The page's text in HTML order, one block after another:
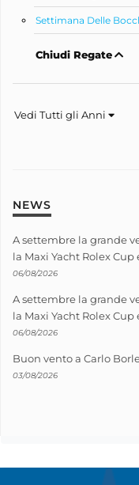
Settimana Delle
Chiudi Regate
Vedi Tutti gli Anni
NEWS
A settembre la grande
la Maxi Yacht Rolex Cup
06/08/2026
A settembre la grande
la Maxi Yacht Rolex Cup
06/08/2026
Buon vento a Carlo
03/08/2026